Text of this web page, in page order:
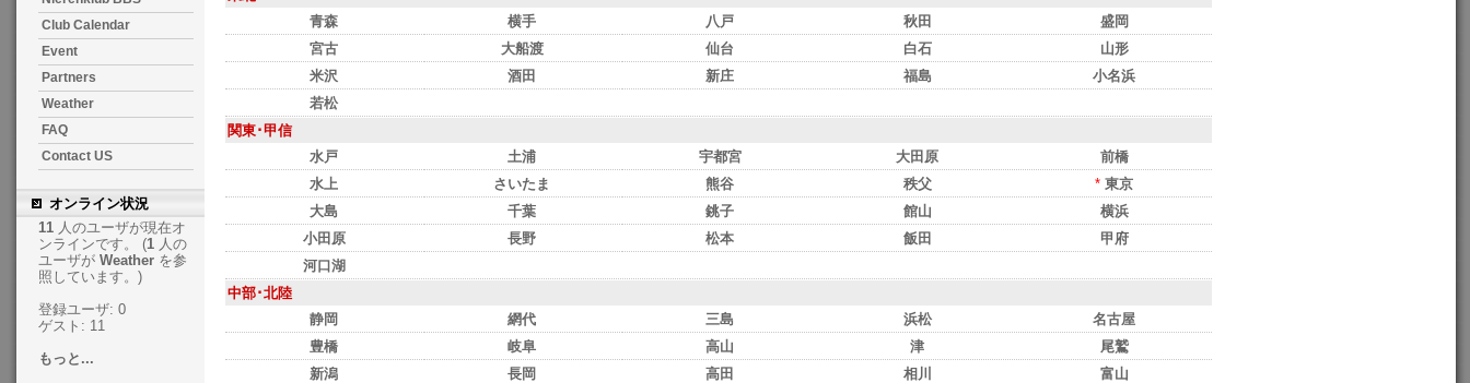
Club Calendar
Event
Partners
Weather
FAQ
Contact US
オンライン状況
11 人のユーザが現在オ
ンラインです。 (1 人の
ユーザが Weather を参
照しています。)
登録ユーザ: 0
ゲスト: 11
もっと...
青森
横手 八戸 秋田
盛岡
宮古
大船渡 仙台 白石
山形
米沢
酒田 新庄 福島
小名浜
若松
関東･甲信
水戸
土浦 宇都宮 大田原
前橋
水上
さいたま 熊谷 秩父 * 東京
大島
千葉 銚子 館山
横浜
小田原
長野 松本 飯田
甲府
河口湖
中部･北陸
静岡
網代 三島 浜松
名古屋
豊橋
岐阜 高山 津
尾鷲
新潟
長岡 高田 相川
富山